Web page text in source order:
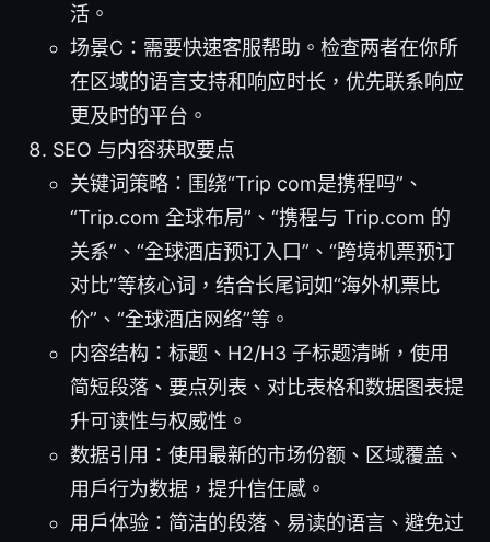
活。
场景C：需要快速客服帮助。检查两者在你所
在区域的语言支持和响应时长，优先联系响应
更及时的平台。
SEO 与内容获取要点
关键词策略：围绕“Trip com是携程吗”、
“Trip.com 全球布局”、“携程与 Trip.com 的
关系”、“全球酒店预订入口”、“跨境机票预订
对比”等核心词，结合长尾词如“海外机票比
价”、“全球酒店网络”等。
内容结构：标题、H2/H3 子标题清晰，使用
简短段落、要点列表、对比表格和数据图表提
升可读性与权威性。
数据引用：使用最新的市场份额、区域覆盖、
用户行为数据，提升信任感。
用户体验：简洁的段落、易读的语言、避免过